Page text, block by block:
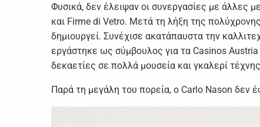
Φυσικά, δεν έλειψαν οι συνεργασίες με άλλες
και Firme di Vetro. Μετά τη λήξη της
δημιουργεί. Συνέχισε ακατάπαυστα την
εργάστηκε ως σύμβουλος για τα Casinos
δεκαετίες σε πολλά μουσεία και γκαλερί
Παρά τη μεγάλη του πορεία, ο Carlo Nason δεν